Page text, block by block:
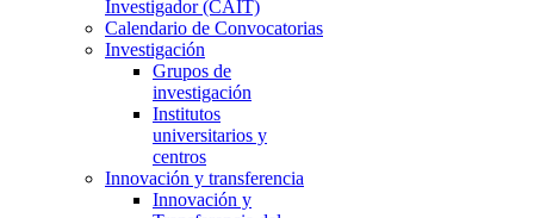
Investigador (CAIT)
Calendario de Convocatorias
Investigación
Grupos de
investigación
Institutos
universitarios y
centros
Innovación y transferencia
Innovación y